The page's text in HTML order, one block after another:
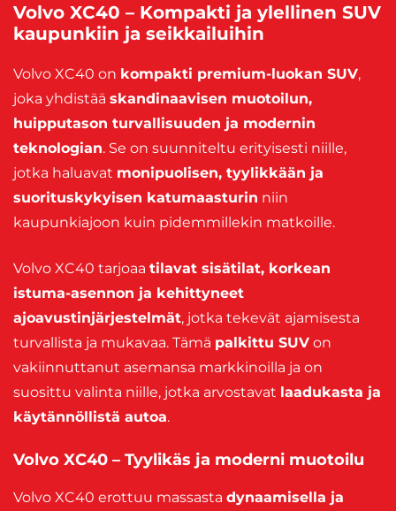
Volvo XC40 – Kompakti ja ylellinen SUV
kaupunkiin ja seikkailuihin
Volvo XC40 on kompakti premium-luokan SUV,
joka yhdistää skandinaavisen muotoilun,
huipputason turvallisuuden ja modernin
teknologian. Se on suunniteltu erityisesti niille,
jotka haluavat monipuolisen, tyylikkään ja
suorituskykyisen katumaasturin niin
kaupunkiajoon kuin pidemmillekin matkoille.
Volvo XC40 tarjoaa tilavat sisätilat, korkean
istuma-asennon ja kehittyneet
ajoavustinjärjestelmät, jotka tekevät ajamisesta
turvallista ja mukavaa. Tämä palkittu SUV on
vakiinnuttanut asemansa markkinoilla ja on
suosittu valinta niille, jotka arvostavat laadukasta ja
käytännöllistä autoa.
Volvo XC40 – Tyylikäs ja moderni muotoilu
Volvo XC40 erottuu massasta dynaamisella ja